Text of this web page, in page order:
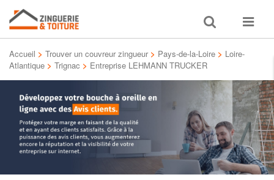
Toggle
search
Toggle
Accueil > Trouver un couvreur zingueur > Pays-de-la-Loire > Loire-
Atlantique > Trignac > Entreprise LEHMANN TRUCKER